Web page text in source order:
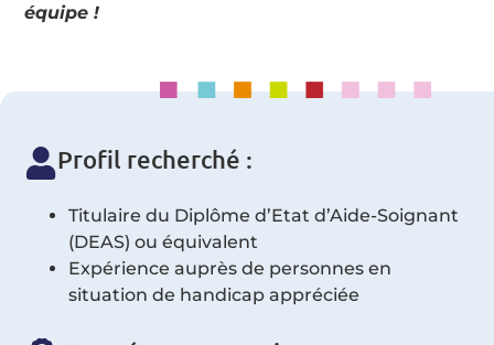
équipe !
Profil recherché :
Titulaire du Diplôme d’Etat d’Aide-Soignant
(DEAS) ou équivalent
Expérience auprès de personnes en
situation de handicap appréciée